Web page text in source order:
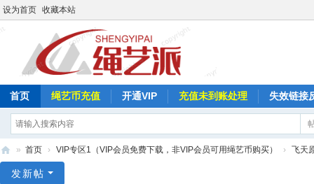
设为首页 收藏本站
首页 绳艺币充值 开通VIP 充值未到账处理 失效链接
» 首页 › VIP专区1（VIP会员免费下载，非VIP会员可用绳艺币购买） › 飞天
发新帖